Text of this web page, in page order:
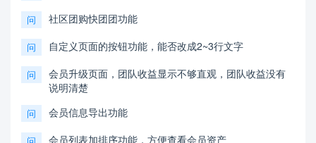
问 社区团购快团团功能
问 自定义页面的按钮功能，能否改成2~3行文字
问
会员升级页面，团队收益显示不够直观，团队收益没有
说明清楚
问 会员信息导出功能
会员列表加排序功能，方便查看会员资产